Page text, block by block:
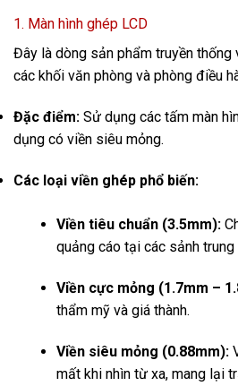
1. Màn hình ghép LCD
Đây là dòng sản phẩm truyền thống
các khối văn phòng và phòng điều
Đặc điểm: Sử dụng các tấm màn
dụng có viền siêu mỏng.
Các loại viền ghép phổ biến:
Viền tiêu chuẩn (3.5mm):
quảng cáo tại các sảnh
Viền cực mỏng (1.7mm –
thẩm mỹ và giá thành.
Viền siêu mỏng (0.88mm):
mất khi nhìn từ xa, mang lại